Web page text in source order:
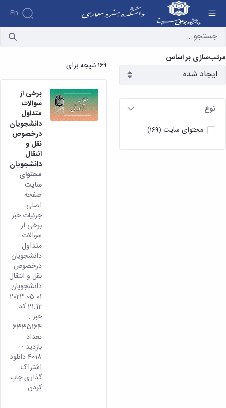
En
آرشیو اخبار - دانشکده هنر و معماری
مرتب‌سازی بر اساس
نوع
محتوای سایت (169)
۱۶۹ نتیجه برای
برخی از
سوالات
متداول
دانشجویان
درخصوص
نقل و
انتقال
دانشجویان
محتوای
سایت
صفحه
اصلی
جزئیات خبر
برخی از
سوالات
متداول
دانشجویان
درخصوص
نقل و انتقال
دانشجویان
01 05 2023
21:12 کد
خبر :
6335164
تعداد
بازدید :
4018 دانلود
اشتراک
گذاری چاپ
کردن